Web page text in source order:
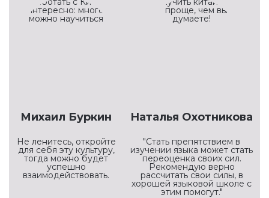
Михаил Буркин
Не ленитесь, откройте
для себя эту культуру,
тогда можно будет
успешно
взаимодействовать.
Наталья Охотникова
"Стать препятствием в
изучении языка может стать
переоценка своих сил.
Рекомендую верно
рассчитать свои силы, в
хорошей языковой школе с
этим помогут."